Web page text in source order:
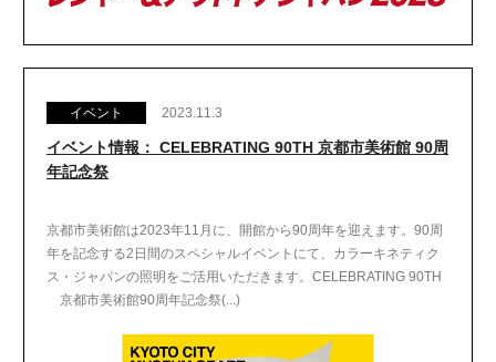
イベント 2023.11.3
イベント情報： CELEBRATING 90TH 京都市美術館 90周
年記念祭
京都市美術館は2023年11月に、開館から90周年を迎えます。90周
年を記念する2日間のスペシャルイベントにて、カラーキネティク
ス・ジャパンの照明をご活用いただきます。CELEBRATING 90TH
京都市美術館90周年記念祭(...)